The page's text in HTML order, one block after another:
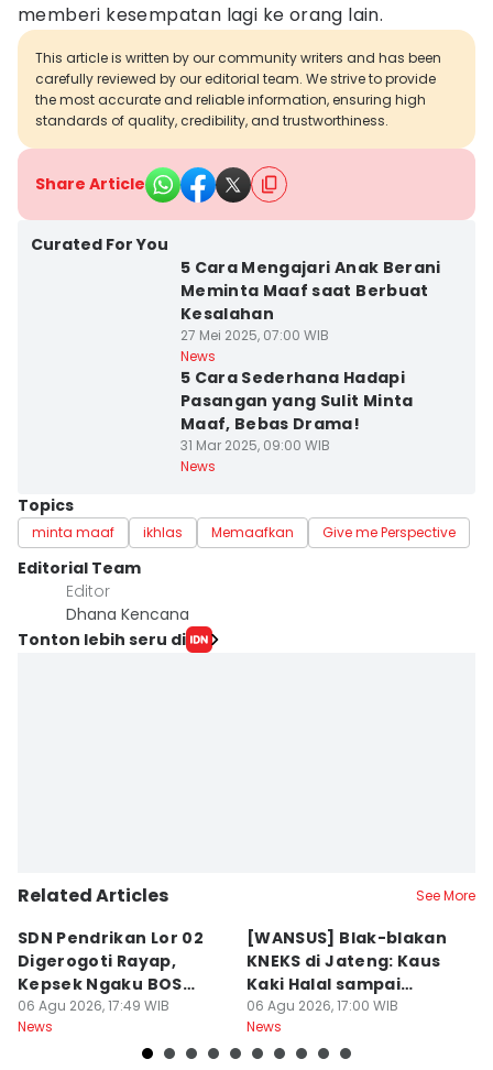
memberi kesempatan lagi ke orang lain.
This article is written by our community writers and has been
carefully reviewed by our editorial team. We strive to provide
the most accurate and reliable information, ensuring high
standards of quality, credibility, and trustworthiness.
Share Article
Curated For You
5 Cara Mengajari Anak Berani
Meminta Maaf saat Berbuat
Kesalahan
27 Mei 2025, 07:00 WIB
News
5 Cara Sederhana Hadapi
Pasangan yang Sulit Minta
Maaf, Bebas Drama!
31 Mar 2025, 09:00 WIB
News
Topics
minta maaf ikhlas Memaafkan Give me Perspective
Editorial Team
Editor
Dhana Kencana
Tonton lebih seru di
Related Articles See More
SDN Pendrikan Lor 02
Digerogoti Rayap,
Kepsek Ngaku BOS
Cuma Rp54 Juta
06 Agu 2026, 17:49 WIB
News
[WANSUS] Blak-blakan
KNEKS di Jateng: Kaus
Kaki Halal sampai
Wisata Ramah Muslim
yang Diminati
06 Agu 2026, 17:00 WIB
News